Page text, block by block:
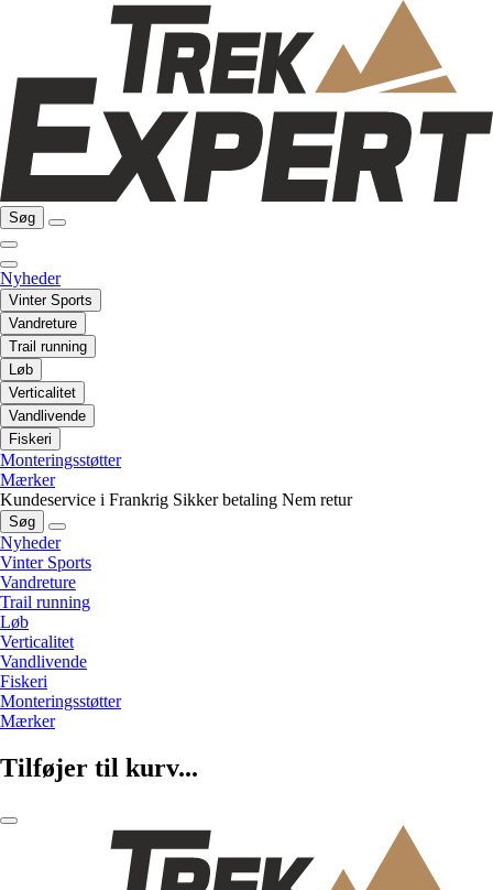
Søg
Nyheder
Vinter Sports
Vandreture
Trail running
Løb
Verticalitet
Vandlivende
Fiskeri
Monteringsstøtter
Mærker
Kundeservice i Frankrig Sikker betaling Nem retur
Søg
Nyheder
Vinter Sports
Vandreture
Trail running
Løb
Verticalitet
Vandlivende
Fiskeri
Monteringsstøtter
Mærker
Tilføjer til kurv...